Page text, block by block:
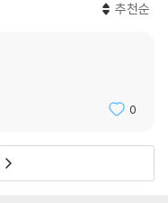
추천순
0